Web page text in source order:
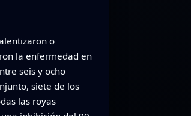
o
la enfermedad en
seis y ocho
siete de los
las royas